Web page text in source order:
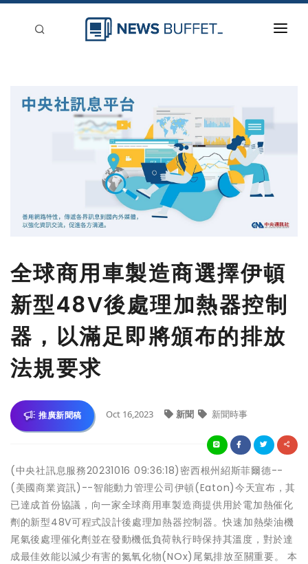
全球商用車製造商選擇伊頓
新型48V後處理加熱器控制
器，以滿足即將頒布的排放
法規要求
推廣新聞稿 Oct 16,2023 新聞 新聞時事
(中央社訊息服務20231016 09:36:18)密西根州紹斯菲爾德--
(美國商業資訊)--智能動力管理公司伊頓(Eaton)今天宣布，其
已達成首份協議，向一家全球商用車製造商提供用於電加熱催化
劑的新型48V可程式設計後處理加熱器控制器。快速加熱柴油機
尾氣後處理催化劑並在發動機低負荷執行時保持其溫度，對於達
成最佳效能以減少有害的氮氧化物(NOx)尾氣排放至關重要。 本